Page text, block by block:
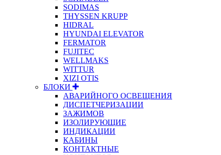
SODIMAS
THYSSEN KRUPP
HIDRAL
HYUNDAI ELEVATOR
FERMATOR
FUJITEC
WELLMAKS
WITTUR
XIZI OTIS
БЛОКИ
АВАРИЙНОГО ОСВЕЩЕНИЯ
ДИСПЕТЧЕРИЗАЦИИ
ЗАЖИМОВ
ИЗОЛИРУЮЩИЕ
ИНДИКАЦИИ
КАБИНЫ
КОНТАКТНЫЕ